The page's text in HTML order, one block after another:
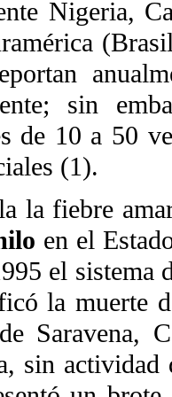
Nigeria,
sin
de 10 a 50
(1).
la fiebre
en el
el sistema
la muerte
Saravena,
sin